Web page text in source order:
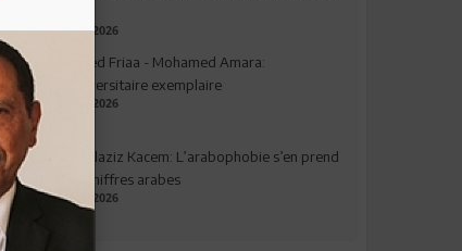
03.08.2026
Ahmed Friaa - Mohamed Amara:
l’Universitaire exemplaire
04.08.2026
Abdelaziz Kacem: L’arabophobie s’en prend
aux chiffres arabes
09.07.2026